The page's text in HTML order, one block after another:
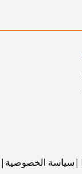
سياسة الخصوصية